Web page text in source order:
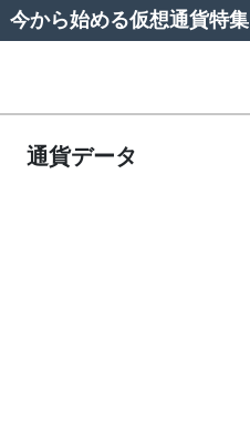
今から始める仮想通貨特集
通貨データ